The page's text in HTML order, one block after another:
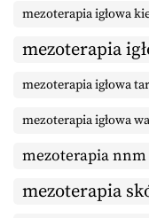
mezoterapia igłowa
mezoterapia
mezoterapia igłowa
mezoterapia igłowa
mezoterapia nnm
mezoterapia